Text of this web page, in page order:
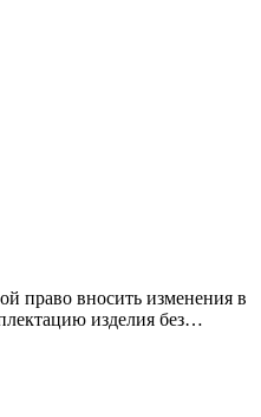
право вносить изменения в
изделия без
Цвет изделия на
настройками
Цены указанные на